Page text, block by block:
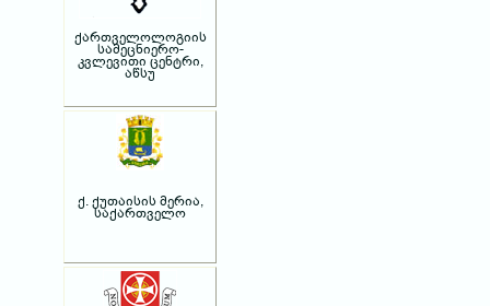
ქართველოლოგიის
სამეცნიერო-
კვლევითი ცენტრი,
აწსუ
ქ. ქუთაისის მერია,
საქართველო